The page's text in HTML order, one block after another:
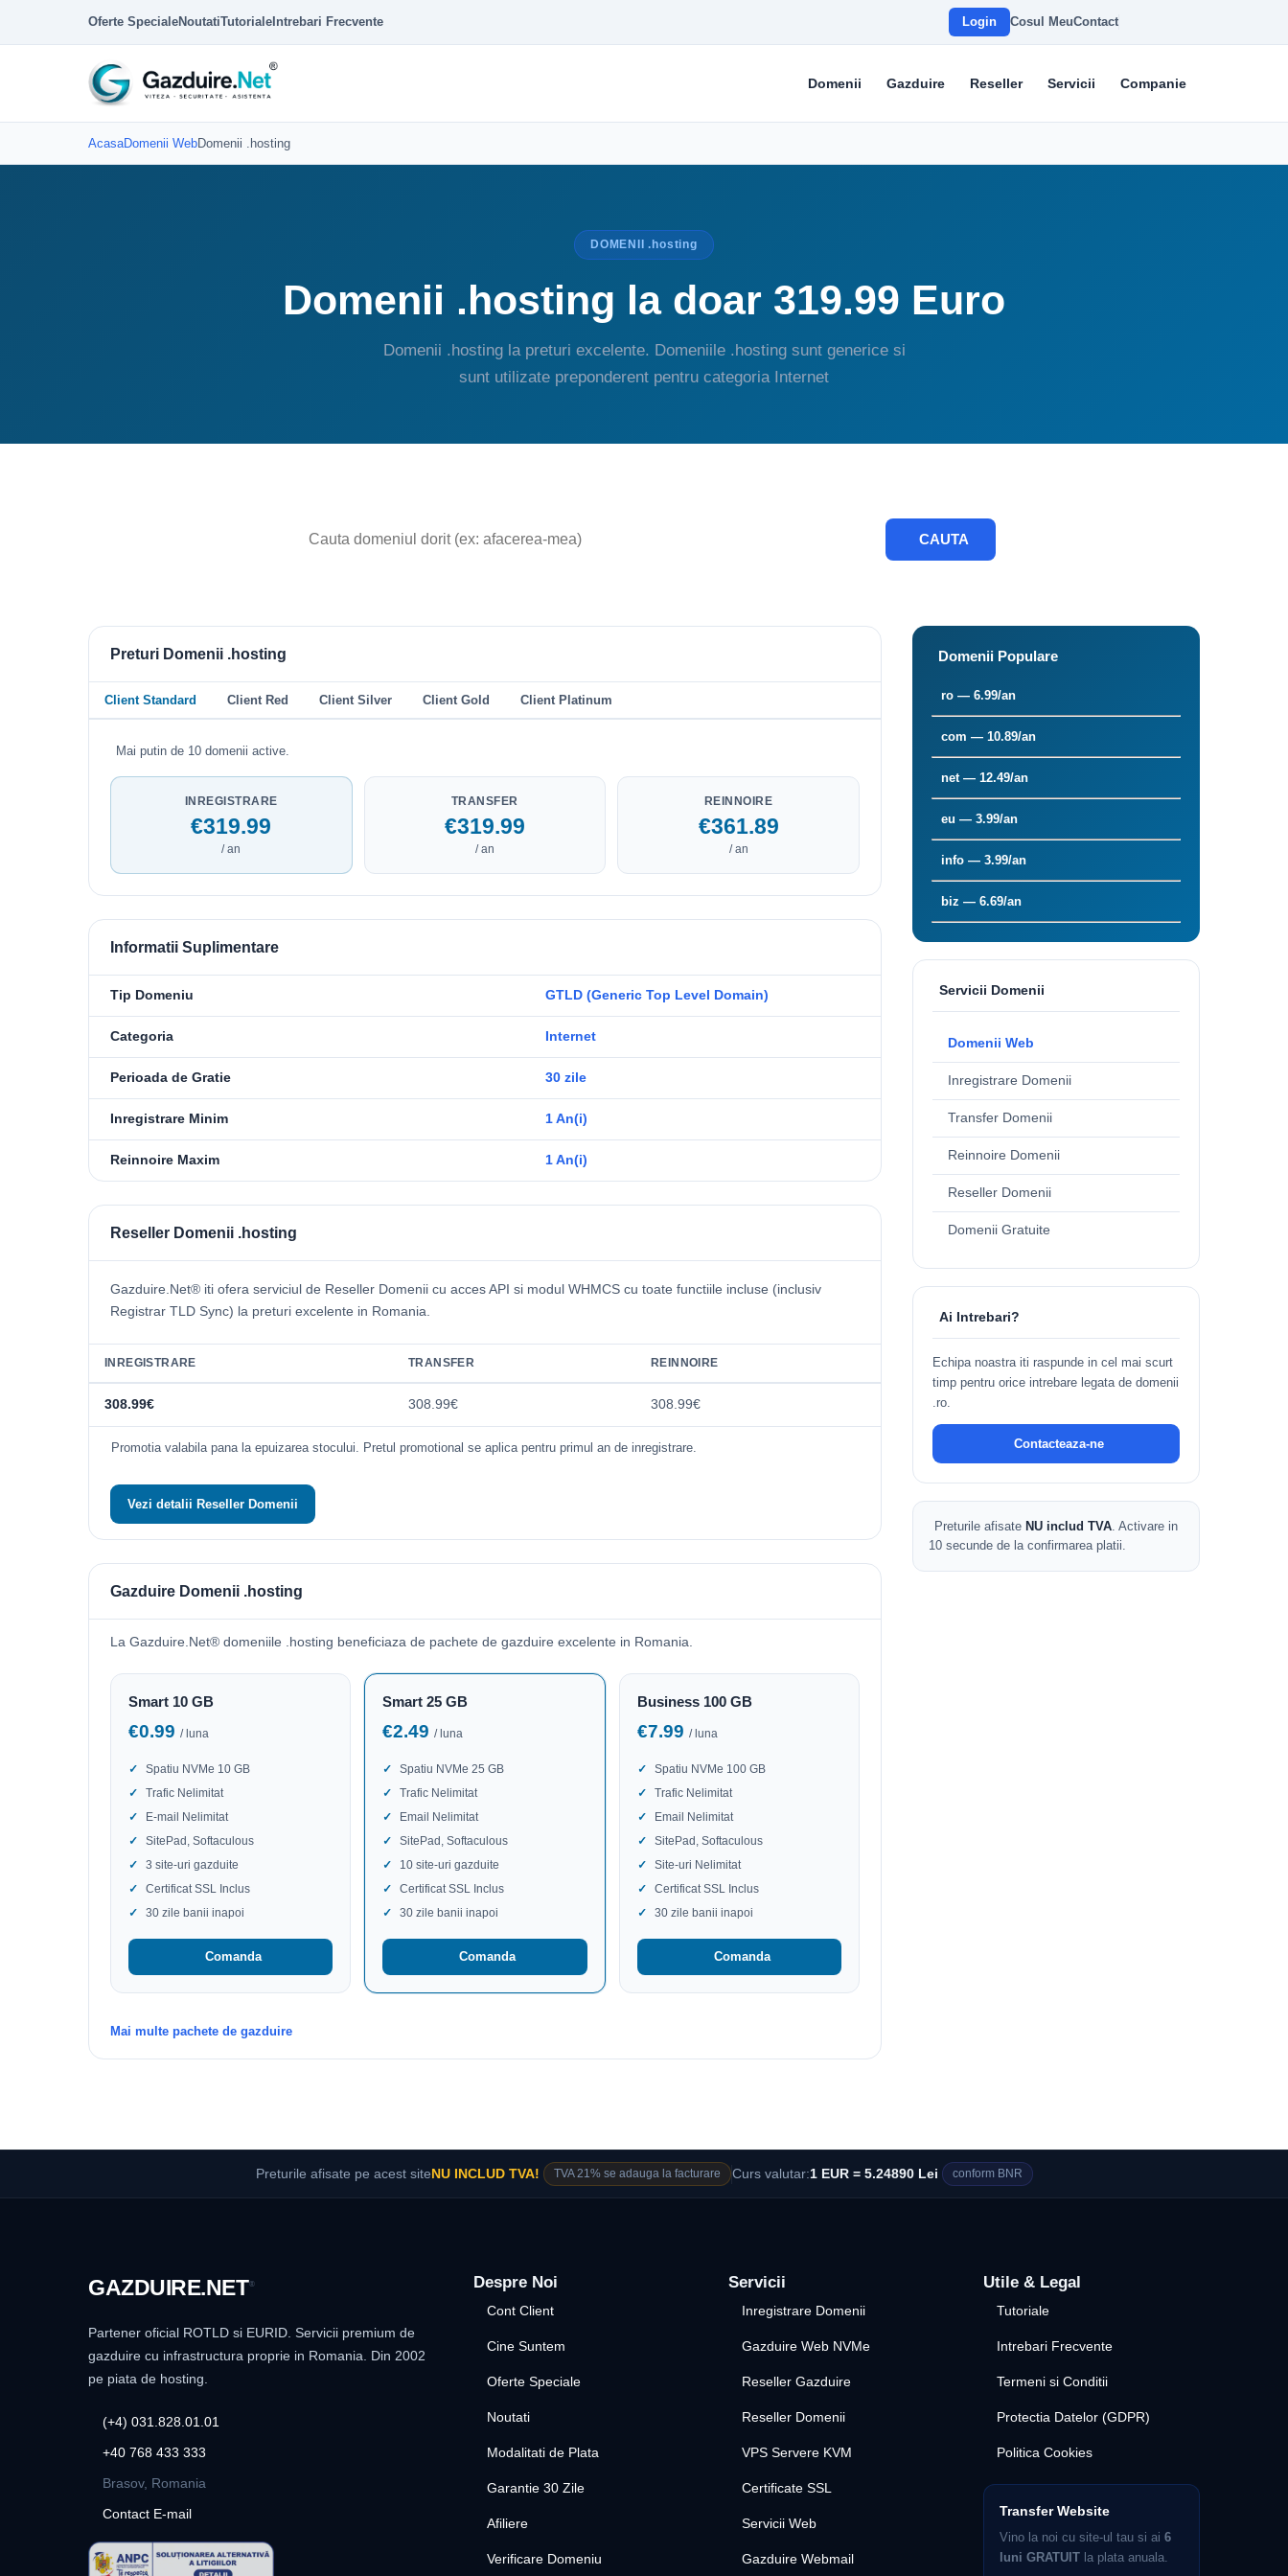
Oferte SpecialeNoutatiTutoriale Intrebari Frecvente Login Cosul MeuContact
Domenii Gazduire Reseller Servicii Companie
AcasaDomenii WebDomenii .hosting
DOMENII .hosting
Domenii .hosting la doar 319.99 Euro
Domenii .hosting la preturi excelente. Domeniile .hosting sunt generice si
sunt utilizate preponderent pentru categoria Internet
CAUTA
Preturi Domenii .hosting
Client Standard Client Red Client Silver Client Gold Client Platinum
Mai putin de 10 domenii active.
INREGISTRARE
€319.99
/ an
TRANSFER
€319.99
/ an
REINNOIRE
€361.89
/ an
Informatii Suplimentare
Tip Domeniu GTLD (Generic Top Level Domain)
Categoria Internet
Perioada de Gratie 30 zile
Inregistrare Minim 1 An(i)
Reinnoire Maxim 1 An(i)
Reseller Domenii .hosting
Gazduire.Net® iti ofera serviciul de Reseller Domenii cu acces API si modul WHMCS cu toate functiile incluse (inclusiv
Registrar TLD Sync) la preturi excelente in Romania.
INREGISTRARE TRANSFER REINNOIRE
308.99€ 308.99€ 308.99€
Promotia valabila pana la epuizarea stocului. Pretul promotional se aplica pentru primul an de inregistrare.
Vezi detalii Reseller Domenii
Gazduire Domenii .hosting
La Gazduire.Net® domeniile .hosting beneficiaza de pachete de gazduire excelente in Romania.
Smart 10 GB
€0.99 / luna
Spatiu NVMe 10 GB
Trafic Nelimitat
E-mail Nelimitat
SitePad, Softaculous
3 site-uri gazduite
Certificat SSL Inclus
30 zile banii inapoi
Comanda
Smart 25 GB
€2.49/ luna
Spatiu NVMe 25 GB
Trafic Nelimitat
Email Nelimitat
SitePad, Softaculous
10 site-uri gazduite
Certificat SSL Inclus
30 zile banii inapoi
Comanda
Business 100 GB
€7.99 / luna
Spatiu NVMe 100 GB
Trafic Nelimitat
Email Nelimitat
SitePad, Softaculous
Site-uri Nelimitat
Certificat SSL Inclus
30 zile banii inapoi
Comanda
Mai multe pachete de gazduire
Domenii Populare
ro — 6.99/an
com — 10.89/an
net — 12.49/an
eu — 3.99/an
info — 3.99/an
biz — 6.69/an
Servicii Domenii
Domenii Web
Inregistrare Domenii
Transfer Domenii
Reinnoire Domenii
Reseller Domenii
Domenii Gratuite
Ai Intrebari?
Echipa noastra iti raspunde in cel mai scurt
timp pentru orice intrebare legata de domenii
.ro.
Contacteaza-ne
Preturile afisate NU includ TVA . Activare in
10 secunde de la confirmarea platii.
Preturile afisate pe acest site NU INCLUD TVA! TVA 21% se adauga la facturare Curs valutar:1 EUR = 5.24890 Lei conform BNR
GAZDUIRE.NET®
Partener oficial ROTLD si EURID. Servicii premium de
gazduire cu infrastructura proprie in Romania. Din 2002
pe piata de hosting.
(+4) 031.828.01.01
+40 768 433 333
Brasov, Romania
Contact E-mail
Despre Noi
Cont Client
Cine Suntem
Oferte Speciale
Noutati
Modalitati de Plata
Garantie 30 Zile
Afiliere
Verificare Domeniu
Servicii
Inregistrare Domenii
Gazduire Web NVMe
Reseller Gazduire
Reseller Domenii
VPS Servere KVM
Certificate SSL
Servicii Web
Gazduire Webmail
Utile & Legal
Tutoriale
Intrebari Frecvente
Termeni si Conditii
Protectia Datelor (GDPR)
Politica Cookies
Transfer Website
Vino la noi cu site-ul tau si ai 6
luni GRATUITla plata anuala.